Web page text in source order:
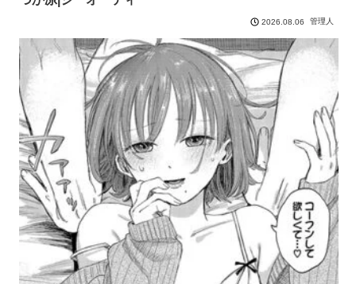
2026.08.06 管理人